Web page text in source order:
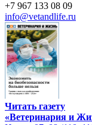
+7 967 133 08 09
info@vetandlife.ru
Читать газету
«Ветеринария и